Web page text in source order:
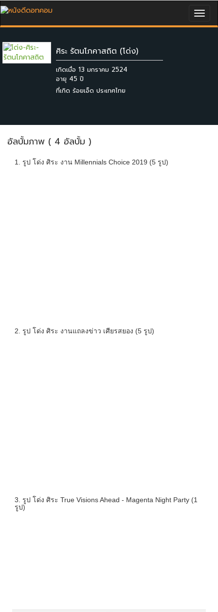
ศิระ รัตนโภคาสถิต (โด่ง)
เกิดเมื่อ 13 มกราคม 2524
ที่เกิด ร้อยเอ็ด ประเทศไทย
อัลบั้มภาพ ( 4 อัลบั้ม )
1. รูป โด่ง ศิระ งาน Millennials Choice 2019 (5 รูป)
2. รูป โด่ง ศิระ งานแถลงข่าว เศียรสยอง (5 รูป)
3. รูป โด่ง ศิระ True Visions Ahead - Magenta Night Party (1
รูป)